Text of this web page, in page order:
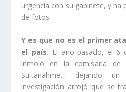
urgencia con su gabinete, y ha
de fotos.
Y es que no es el primer
el país. El año pasado, el 6
inmoló en la comisaría de
Sultanahmet, dejando
investigación arrojó que se